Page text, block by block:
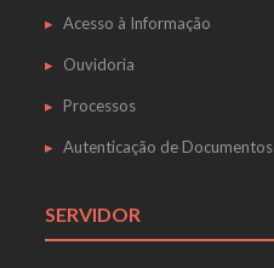
Acesso à Informação
Ouvidoria
Processos
Autenticação de Documentos
SERVIDOR